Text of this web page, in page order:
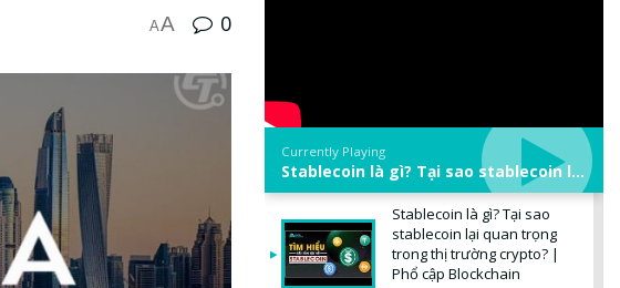
AA 0
Currently Playing
Stablecoin là gì? Tại sao stablecoin lại quan trọng trong thị trường crypto? | Phổ cập Blockchain
Stablecoin là gì? Tại sao
stablecoin lại quan trọng
trong thị trường crypto? |
Phổ cập Blockchain